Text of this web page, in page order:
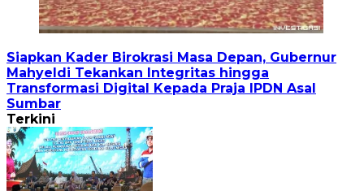
Siapkan Kader Birokrasi Masa Depan, Gubernur
Mahyeldi Tekankan Integritas hingga
Transformasi Digital Kepada Praja IPDN Asal
Sumbar
Terkini